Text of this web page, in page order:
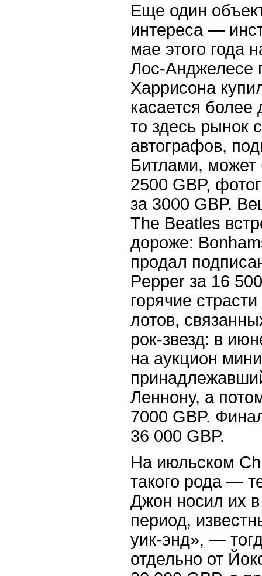
Еще один
интереса —
мае этого года
Лос-Анджелесе
Харрисона
касается более
то здесь рынок
автографов,
Битлами, может
2500 GBP,
за 3000 GBP.
The Beatles
дороже:
продал
Pepper за 16
горячие
лотов,
рок-звезд: в
на аукцион
Леннону, а
7000 GBP.
36 000 GBP.
На июльском
такого рода —
Джон носил их
период,
уик-энд», —
отдель­но от